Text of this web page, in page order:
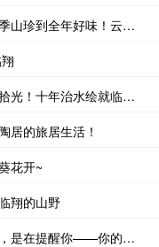
生活新算法｜一季山珍到全年好味！云南临沧“树koko”里的致富经
湖畔听风，河畔拾光！十年治水绘就临翔“家门口的诗与远方”
居的旅居生活！
花开~
翔的山野
反季节看到云海，是在提醒你——你的“云”气不差，别着急。错季的相遇，往往是最好的运气！